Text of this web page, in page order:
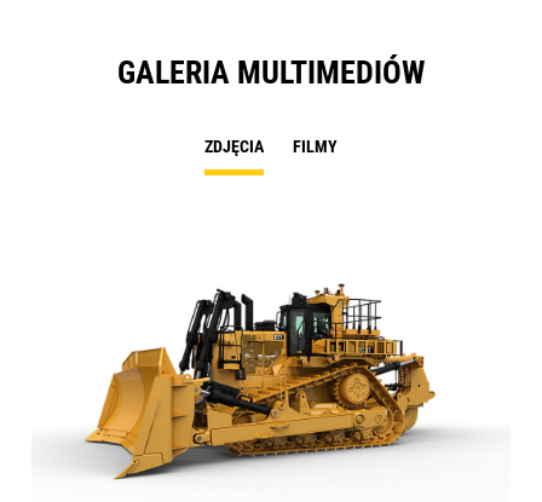
GALERIA MULTIMEDIÓW
ZDJĘCIA FILMY